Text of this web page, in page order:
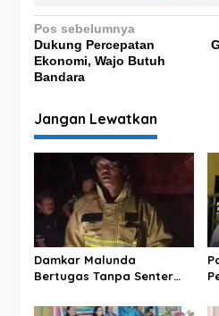
N
a
v
i
g
a
i
p
o
s
Pos sebelumnya
Dukung Percepatan
Ekonomi, Wajo Butuh
Bandara
Jangan Lewatkan
Damkar Malunda
Bertugas Tanpa Senter
Hutan di Malam Hari